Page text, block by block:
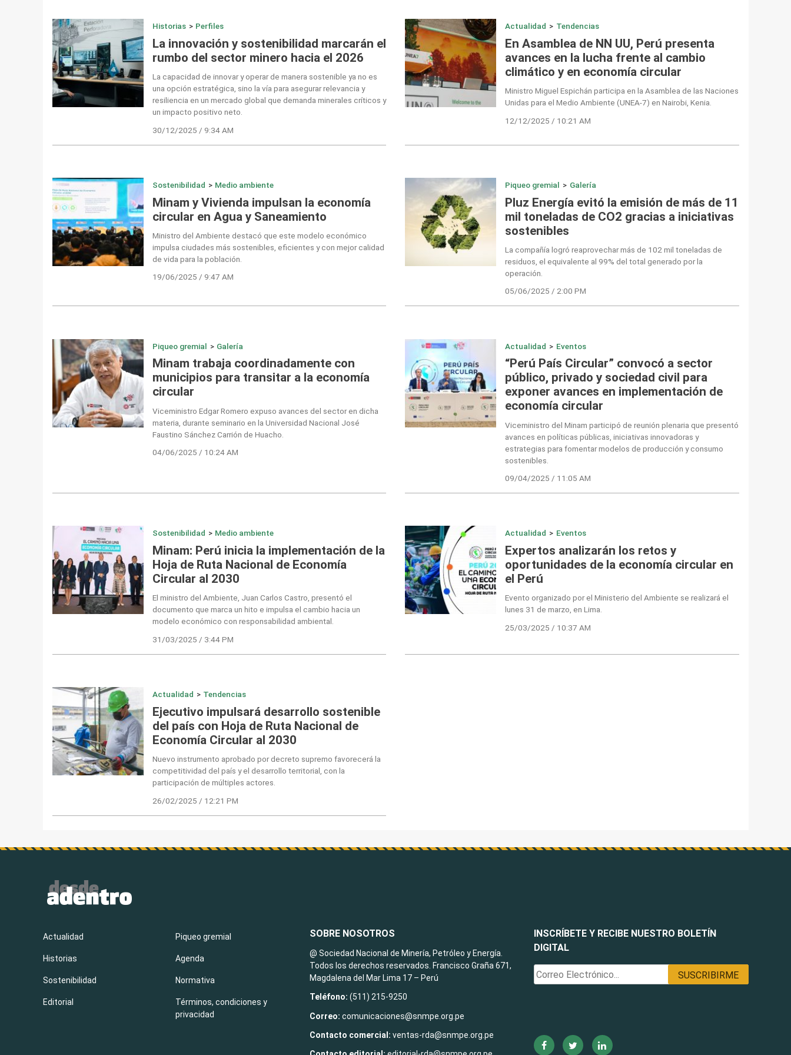
Historias > Perfiles
La innovación y sostenibilidad marcarán el
rumbo del sector minero hacia el 2026
La capacidad de innovar y operar de manera sostenible ya no es
una opción estratégica, sino la vía para asegurar relevancia y
resiliencia en un mercado global que demanda minerales críticos y
un impacto positivo neto.
30/12/2025 / 9:34 AM
Actualidad > Tendencias
En Asamblea de NN UU, Perú presenta
avances en la lucha frente al cambio
climático y en economía circular
Ministro Miguel Espichán participa en la Asamblea de las Naciones
Unidas para el Medio Ambiente (UNEA-7) en Nairobi, Kenia.
12/12/2025 / 10:21 AM
Sostenibilidad > Medio ambiente
Minam y Vivienda impulsan la economía
circular en Agua y Saneamiento
Ministro del Ambiente destacó que este modelo económico
impulsa ciudades más sostenibles, eficientes y con mejor calidad
de vida para la población.
19/06/2025 / 9:47 AM
Piqueo gremial > Galería
Pluz Energía evitó la emisión de más de 11
mil toneladas de CO2 gracias a iniciativas
sostenibles
La compañía logró reaprovechar más de 102 mil toneladas de
residuos, el equivalente al 99% del total generado por la
operación.
05/06/2025 / 2:00 PM
Piqueo gremial > Galería
Minam trabaja coordinadamente con
municipios para transitar a la economía
circular
Viceministro Edgar Romero expuso avances del sector en dicha
materia, durante seminario en la Universidad Nacional José
Faustino Sánchez Carrión de Huacho.
04/06/2025 / 10:24 AM
Actualidad > Eventos
“Perú País Circular” convocó a sector
público, privado y sociedad civil para
exponer avances en implementación de
economía circular
Viceministro del Minam participó de reunión plenaria que presentó
avances en políticas públicas, iniciativas innovadoras y
estrategias para fomentar modelos de producción y consumo
sostenibles.
09/04/2025 / 11:05 AM
Sostenibilidad > Medio ambiente
Minam: Perú inicia la implementación de la
Hoja de Ruta Nacional de Economía
Circular al 2030
El ministro del Ambiente, Juan Carlos Castro, presentó el
documento que marca un hito e impulsa el cambio hacia un
modelo económico con responsabilidad ambiental.
31/03/2025 / 3:44 PM
Actualidad > Eventos
Expertos analizarán los retos y
oportunidades de la economía circular en
el Perú
Evento organizado por el Ministerio del Ambiente se realizará el
lunes 31 de marzo, en Lima.
25/03/2025 / 10:37 AM
Actualidad > Tendencias
Ejecutivo impulsará desarrollo sostenible
del país con Hoja de Ruta Nacional de
Economía Circular al 2030
Nuevo instrumento aprobado por decreto supremo favorecerá la
competitividad del país y el desarrollo territorial, con la
participación de múltiples actores.
26/02/2025 / 12:21 PM
INSCRÍBETE Y RECIBE NUESTRO BOLETÍN
DIGITAL
Actualidad
Historias
Sostenibilidad
Editorial
Piqueo gremial
Agenda
Normativa
Términos, condiciones y
privacidad
SOBRE NOSOTROS
@ Sociedad Nacional de Minería, Petróleo y Energía.
Todos los derechos reservados. Francisco Graña 671,
Magdalena del Mar Lima 17 – Perú
Teléfono: (511) 215-9250
Correo:comunicaciones@snmpe.org.pe
Contacto comercial: ventas-rda@snmpe.org.pe